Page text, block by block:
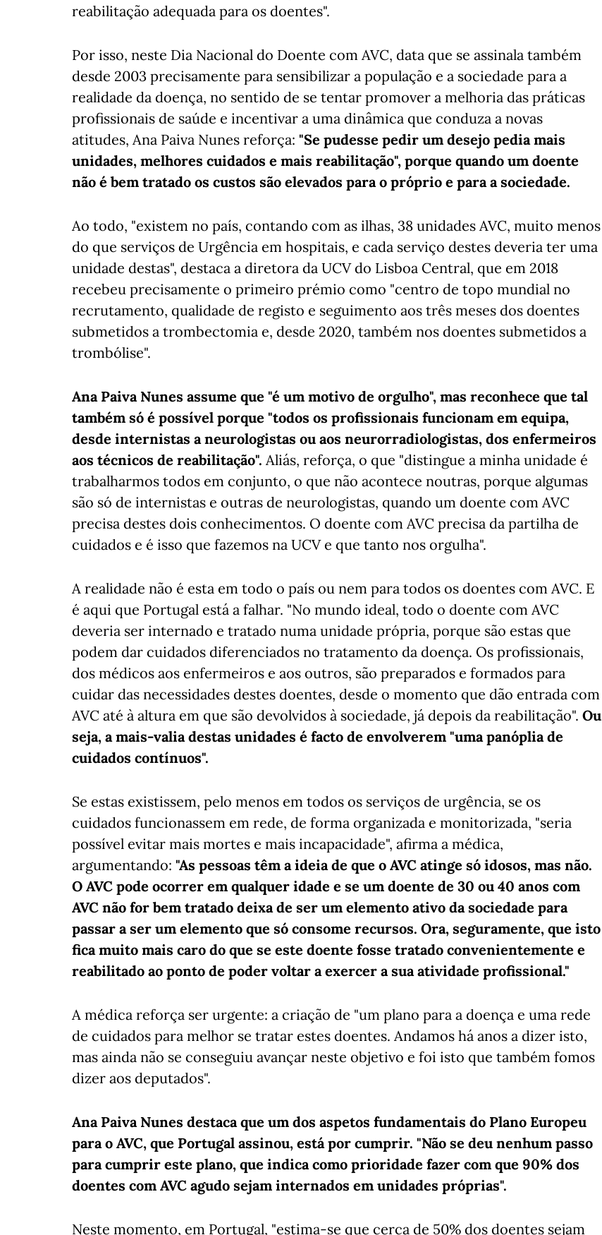
reabilitação adequada para os doentes".
Por isso, neste Dia Nacional do Doente com AVC, data que se assinala também
desde 2003 precisamente para sensibilizar a população e a sociedade para a
realidade da doença, no sentido de se tentar promover a melhoria das práticas
profissionais de saúde e incentivar a uma dinâmica que conduza a novas
atitudes, Ana Paiva Nunes reforça: "Se pudesse pedir um desejo pedia mais
unidades, melhores cuidados e mais reabilitação", porque quando um doente
não é bem tratado os custos são elevados para o próprio e para a sociedade.
Ao todo, "existem no país, contando com as ilhas, 38 unidades AVC, muito menos
do que serviços de Urgência em hospitais, e cada serviço destes deveria ter uma
unidade destas", destaca a diretora da UCV do Lisboa Central, que em 2018
recebeu precisamente o primeiro prémio como "centro de topo mundial no
recrutamento, qualidade de registo e seguimento aos três meses dos doentes
submetidos a trombectomia e, desde 2020, também nos doentes submetidos a
trombólise".
Ana Paiva Nunes assume que "é um motivo de orgulho", mas reconhece que tal
também só é possível porque "todos os profissionais funcionam em equipa,
desde internistas a neurologistas ou aos neurorradiologistas, dos enfermeiros
aos técnicos de reabilitação". Aliás, reforça, o que "distingue a minha unidade é
trabalharmos todos em conjunto, o que não acontece noutras, porque algumas
são só de internistas e outras de neurologistas, quando um doente com AVC
precisa destes dois conhecimentos. O doente com AVC precisa da partilha de
cuidados e é isso que fazemos na UCV e que tanto nos orgulha".
A realidade não é esta em todo o país ou nem para todos os doentes com AVC. E
é aqui que Portugal está a falhar. "No mundo ideal, todo o doente com AVC
deveria ser internado e tratado numa unidade própria, porque são estas que
podem dar cuidados diferenciados no tratamento da doença. Os profissionais,
dos médicos aos enfermeiros e aos outros, são preparados e formados para
cuidar das necessidades destes doentes, desde o momento que dão entrada com
AVC até à altura em que são devolvidos à sociedade, já depois da reabilitação". Ou
seja, a mais-valia destas unidades é facto de envolverem "uma panóplia de
cuidados contínuos".
Se estas existissem, pelo menos em todos os serviços de urgência, se os
cuidados funcionassem em rede, de forma organizada e monitorizada, "seria
possível evitar mais mortes e mais incapacidade", afirma a médica,
argumentando: "As pessoas têm a ideia de que o AVC atinge só idosos, mas não.
O AVC pode ocorrer em qualquer idade e se um doente de 30 ou 40 anos com
AVC não for bem tratado deixa de ser um elemento ativo da sociedade para
passar a ser um elemento que só consome recursos. Ora, seguramente, que isto
fica muito mais caro do que se este doente fosse tratado convenientemente e
reabilitado ao ponto de poder voltar a exercer a sua atividade profissional."
A médica reforça ser urgente: a criação de "um plano para a doença e uma rede
de cuidados para melhor se tratar estes doentes. Andamos há anos a dizer isto,
mas ainda não se conseguiu avançar neste objetivo e foi isto que também fomos
dizer aos deputados".
Ana Paiva Nunes destaca que um dos aspetos fundamentais do Plano Europeu
para o AVC, que Portugal assinou, está por cumprir. "Não se deu nenhum passo
para cumprir este plano, que indica como prioridade fazer com que 90% dos
doentes com AVC agudo sejam internados em unidades próprias".
Neste momento, em Portugal, "estima-se que cerca de 50% dos doentes sejam